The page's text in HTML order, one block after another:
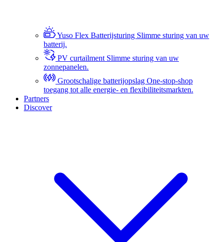
Yuso Flex Batterijsturing Slimme sturing van uw
batterij.
PV curtailment Slimme sturing van uw
zonnepanelen.
Grootschalige batterijopslag One-stop-shop
toegang tot alle energie- en flexibiliteitsmarkten.
Partners
Discover